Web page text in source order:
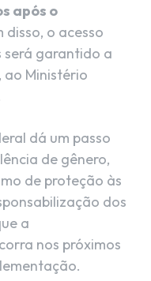
após o
disso, o acesso
será garantido a
ao Ministério
dá um passo
de gênero,
de proteção às
dos
a
nos próximos